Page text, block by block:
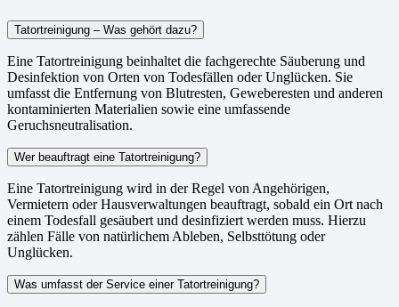
Tatortreinigung – Was gehört dazu?
Eine Tatortreinigung beinhaltet die fachgerechte Säuberung und
Desinfektion von Orten von Todesfällen oder Unglücken. Sie
umfasst die Entfernung von Blutresten, Geweberesten und anderen
kontaminierten Materialien sowie eine umfassende
Geruchsneutralisation.
Wer beauftragt eine Tatortreinigung?
Eine Tatortreinigung wird in der Regel von Angehörigen,
Vermietern oder Hausverwaltungen beauftragt, sobald ein Ort nach
einem Todesfall gesäubert und desinfiziert werden muss. Hierzu
zählen Fälle von natürlichem Ableben, Selbsttötung oder
Unglücken.
Was umfasst der Service einer Tatortreinigung?